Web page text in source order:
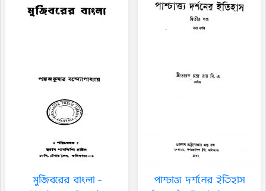
মুজিবরের বাংলা -
পাশ্চাত্ত্য দর্শনের ইতিহাস